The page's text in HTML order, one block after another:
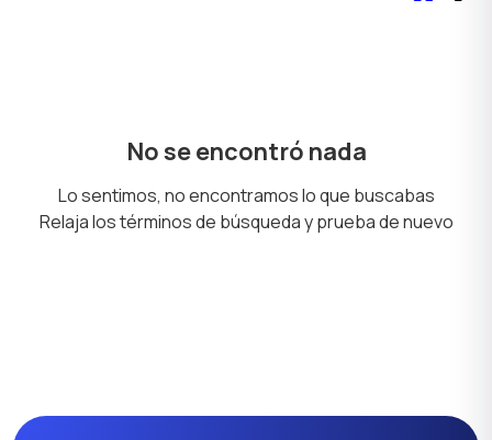
Deportes acuáticos
libre
dardos
No se encontró nada
Lo sentimos, no encontramos lo que buscabas
Relaja los términos de búsqueda y prueba de nuevo